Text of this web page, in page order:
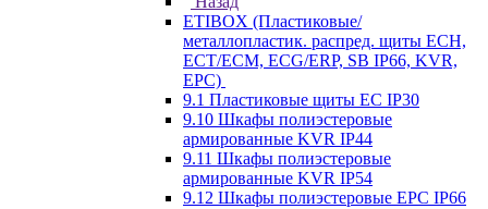
ETIBOX (Пластиковые/
металлопластик. распред. щиты ECH,
ECT/ECM, ECG/ERP, SB IP66, KVR,
EPC)
9.1 Пластиковые щиты EC IP30
9.10 Шкафы полиэстеровые
армированные KVR IP44
9.11 Шкафы полиэстеровые
армированные KVR IP54
9.12 Шкафы полиэстеровые EPC IP66